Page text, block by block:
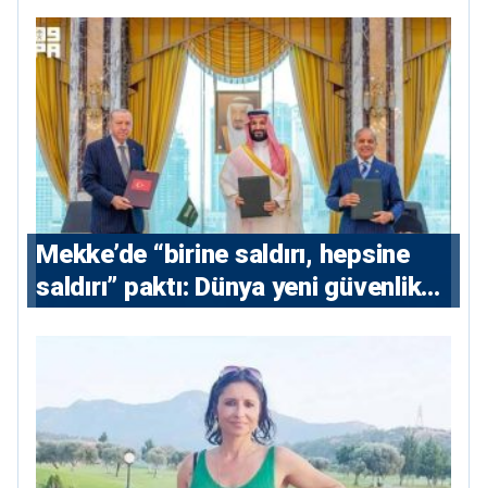
Mekke’de “birine saldırı, hepsine
saldırı” paktı: Dünya yeni güvenlik